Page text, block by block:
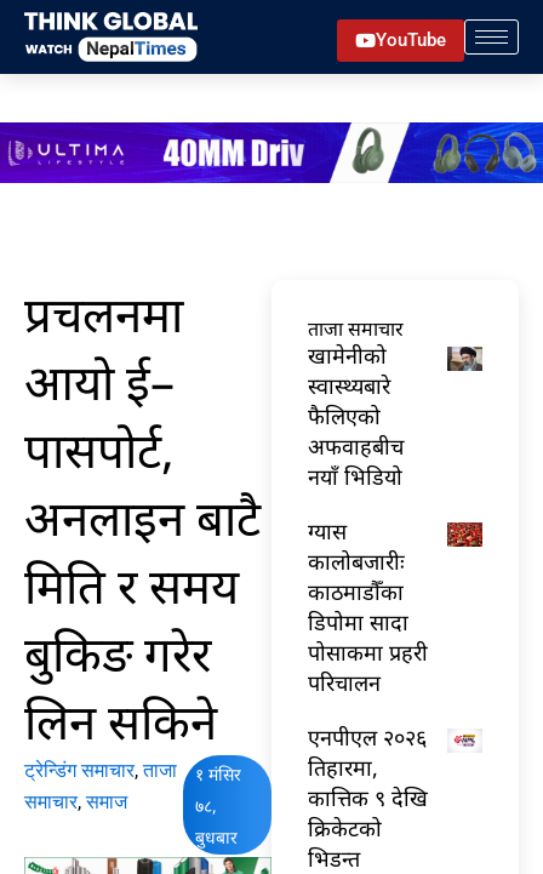
Skip
content
YouTube
प्रचलनमा
आयो ई–
पासपोर्ट,
अनलाइन बाटै
मिति र समय
बुकिङ गरेर
लिन सकिने
ट्रेन्डिंग समाचार,ताजा
समाचार,समाज
१ मंसिर
७८,
बुधबार
ताजा समाचार
खामेनीको
स्वास्थ्यबारे
फैलिएको
अफवाहबीच
नयाँ भिडियो
ग्यास
कालोबजारीः
काठमाडौँका
डिपोमा सादा
पोसाकमा प्रहरी
परिचालन
एनपीएल २०२६
तिहारमा,
कात्तिक ९ देखि
क्रिकेटको
भिडन्त